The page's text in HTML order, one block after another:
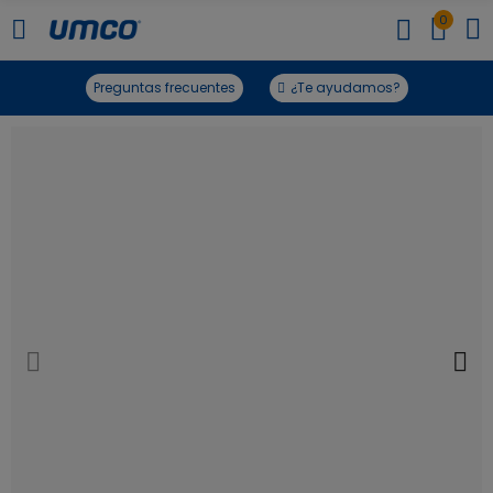
0
Preguntas frecuentes ¿Te ayudamos?